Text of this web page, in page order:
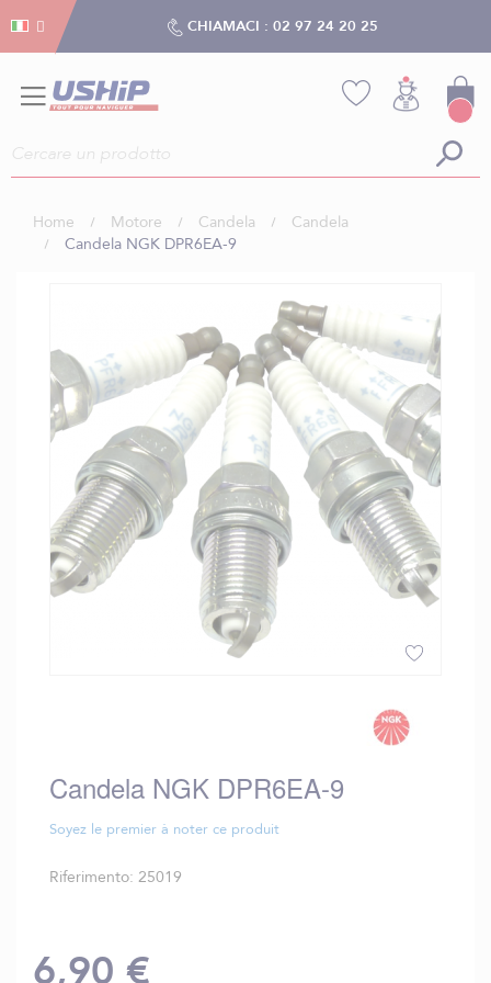
CHIAMACI : 02 97 24 20 25
Home Motore Candela
Candela
Candela NGK DPR6EA-9
della
galleria
di
immagini
di
immagini
Candela NGK DPR6EA-9
Soyez le premier à noter ce produit
Riferimento 25019
6,90 €
Gestion dei cookies
Gestion dei cookies